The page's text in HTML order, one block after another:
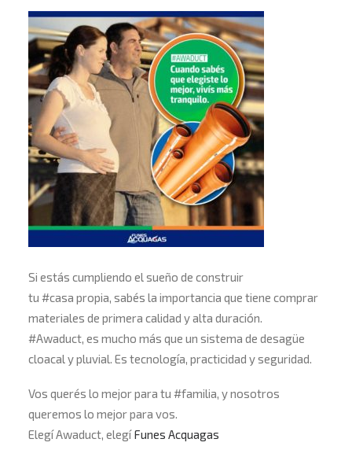
Si estás cumpliendo el sueño de construir
tu #casa propia, sabés la importancia que tiene comprar
materiales de primera calidad y alta duración.
#Awaduct, es mucho más que un sistema de desagüe
cloacal y pluvial. Es tecnología, practicidad y seguridad.
Vos querés lo mejor para tu #familia, y nosotros
queremos lo mejor para vos.
Elegí Awaduct, elegíFunes Acquagas